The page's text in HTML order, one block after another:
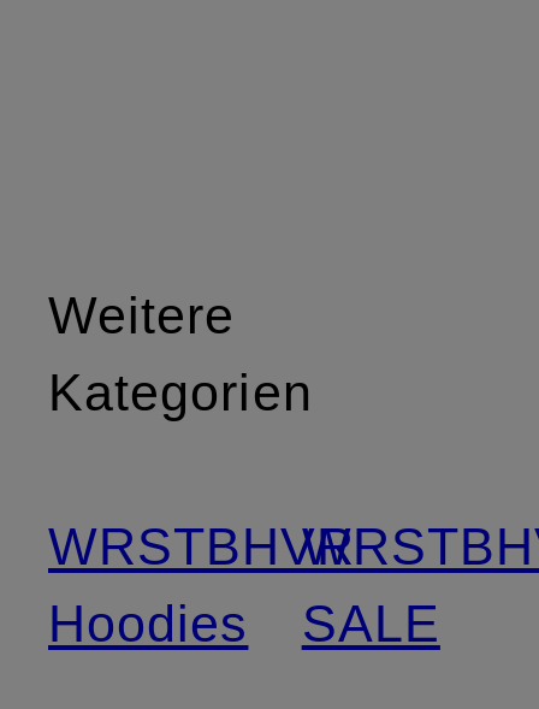
Weitere
Kategorien
WRSTBHVR
Hoodies
SALE